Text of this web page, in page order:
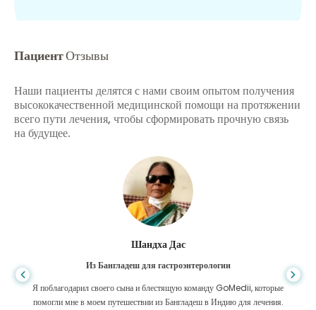
ПациентОтзывы
Наши пациенты делятся с нами своим опытом получения
высококачественной медицинской помощи на протяжении
всего пути лечения, чтобы сформировать прочную связь
на будущее.
Шандха Дас
Из Бангладеш для гастроэнтерологии
Я поблагодарил своего сына и блестящую команду GoMedii, которые
помогли мне в моем путешествии из Бангладеш в Индию для лечения.